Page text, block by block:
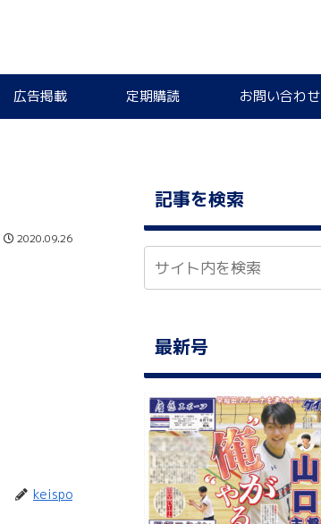
広告掲載 定期購読 お問い合わせ
2020.09.26
keispo
記事を検索
最新号